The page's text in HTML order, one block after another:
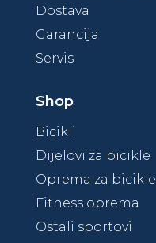
Dostava
Garancija
Servis
Shop
Bicikli
Dijelovi za bicikle
Oprema za bicikle
Fitness oprema
Ostali sportovi